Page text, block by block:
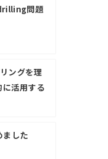
問題
ングを理
活用する
ました